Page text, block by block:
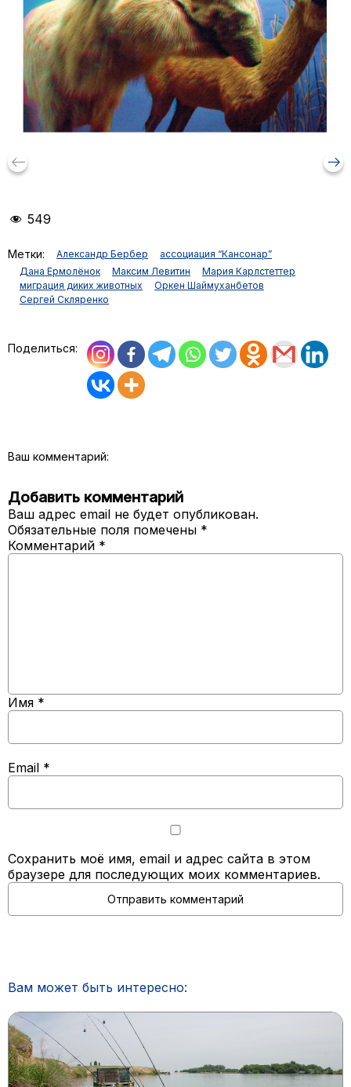
keyboard_backspace arrow_right_alt
549
Метки: Александр Бербер
ассоциация “Кансонар”
Дана Ермолёнок
Максим Левитин
Мария Карлстеттер
миграция диких животных
Оркен Шаймуханбетов
Сергей Скляренко
Поделиться:
Ваш комментарий:
Добавить комментарий
Ваш адрес email не будет опубликован.
Обязательные поля помечены *
Комментарий *
Имя *
Email *
Сохранить моё имя, email и адрес сайта в этом
браузере для последующих моих комментариев.
Вам может быть интересно: